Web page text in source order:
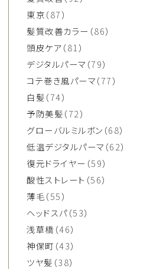
東京（87）
髪質改善カラー （86）
頭皮ケア（81）
デジタルパーマ （79）
コテ巻き風パーマ（77）
白髪（74）
予防美髪（72）
グローバルミルボン （68）
低温デジタルパーマ （62）
復元ドライヤー （59）
酸性ストレート （56）
薄毛（55）
ヘッドスパ（53）
浅草橋 （46）
神保町 （43）
ツヤ髪 （38）